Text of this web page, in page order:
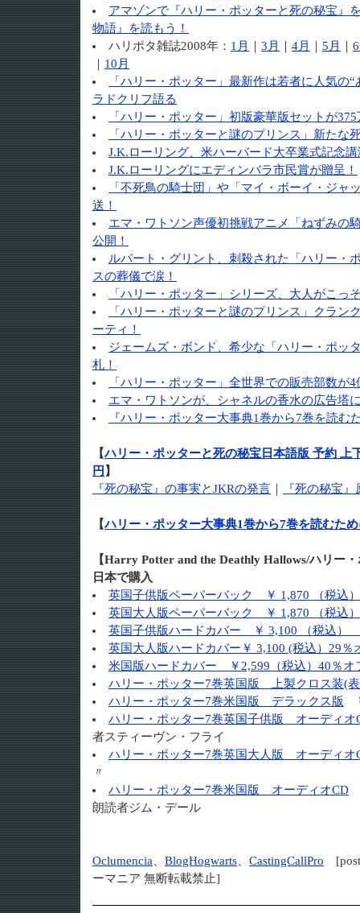
アマゾンで『ハリー・ポッターと死の秘宝』
物語』を読もう！
ハリポタ雑誌2008年： 1月 3月 4月 5月
10月
「ハリー・ポッター」最新作は若者に人気の
ラドクリフ語る
「ハリー・ポッター」初版豪華版セットが
「ハリー・ポッターと謎のプリンス」新たな
J.K.ローリング、米ハーバード大卒業式記念
J.K.ローリングにエディンバラ市民賞が贈呈！
「不死鳥の騎士団」や「マイ・ボーイ・ジャ
送！
エマ・ワトソン声優初挑戦アニメ「ねずみの
公開！
ルパート・グリント、刺殺された「ハリー・
スの葬儀で涙！
「ハリー・ポッター」シリーズ、大人がこっ
「ハリー・ポッターと謎のプリンス」クラン
ーティ！
ジェームズ・ボンド、希少な「ハリー・ポッ
札！
「ハリー・ポッター」全世界での販売部数が
エマ・ワトソンが、シャネルの香水の広告塔
『ハリー・ポッター大事典1巻から7巻を読む
【ハリー・ポッターと死の秘宝日本語版 予約
円 】
『死の秘宝』の事実とJKRの発言
『死の秘宝
【ハリー・ポッター大事典1巻から7巻を読むた
【Harry Potter and the Deathly Hallows/ハリー
日本で購入
英国子供版ペーパーバック ￥ 1,870 （税込
英国大人版ペーパーバック ￥ 1,870 （税込
英国子供版ハードカバー ￥ 3,100 （税込）
英国大人版ハードカバー￥ 3,100 (税込）29％
米国版ハードカバー ￥2,599（税込）40％オ
ハリー・ポッター7巻英国版 上製クロス装(
ハリー・ポッター7巻米国版 デラックス版
ハリー・ポッター7巻英国子供版 オーディオ
者スティーヴン・フライ
ハリー・ポッター7巻英国大人版 オーディオ
〃
ハリー・ポッター7巻米国版 オーディオCD
朗読者ジム・デール
Oclumencia BlogHogwarts CastingCallPro
ーマニア 無断転載禁止]